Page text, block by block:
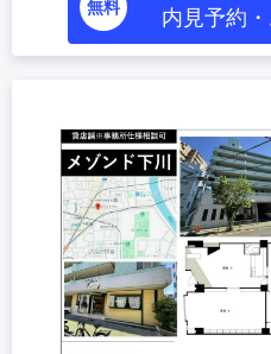
無料 内見予約